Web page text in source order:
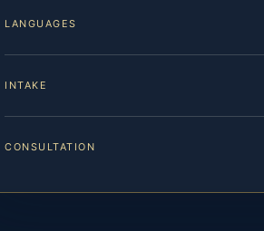
LANGUAGES
INTAKE
CONSULTATION